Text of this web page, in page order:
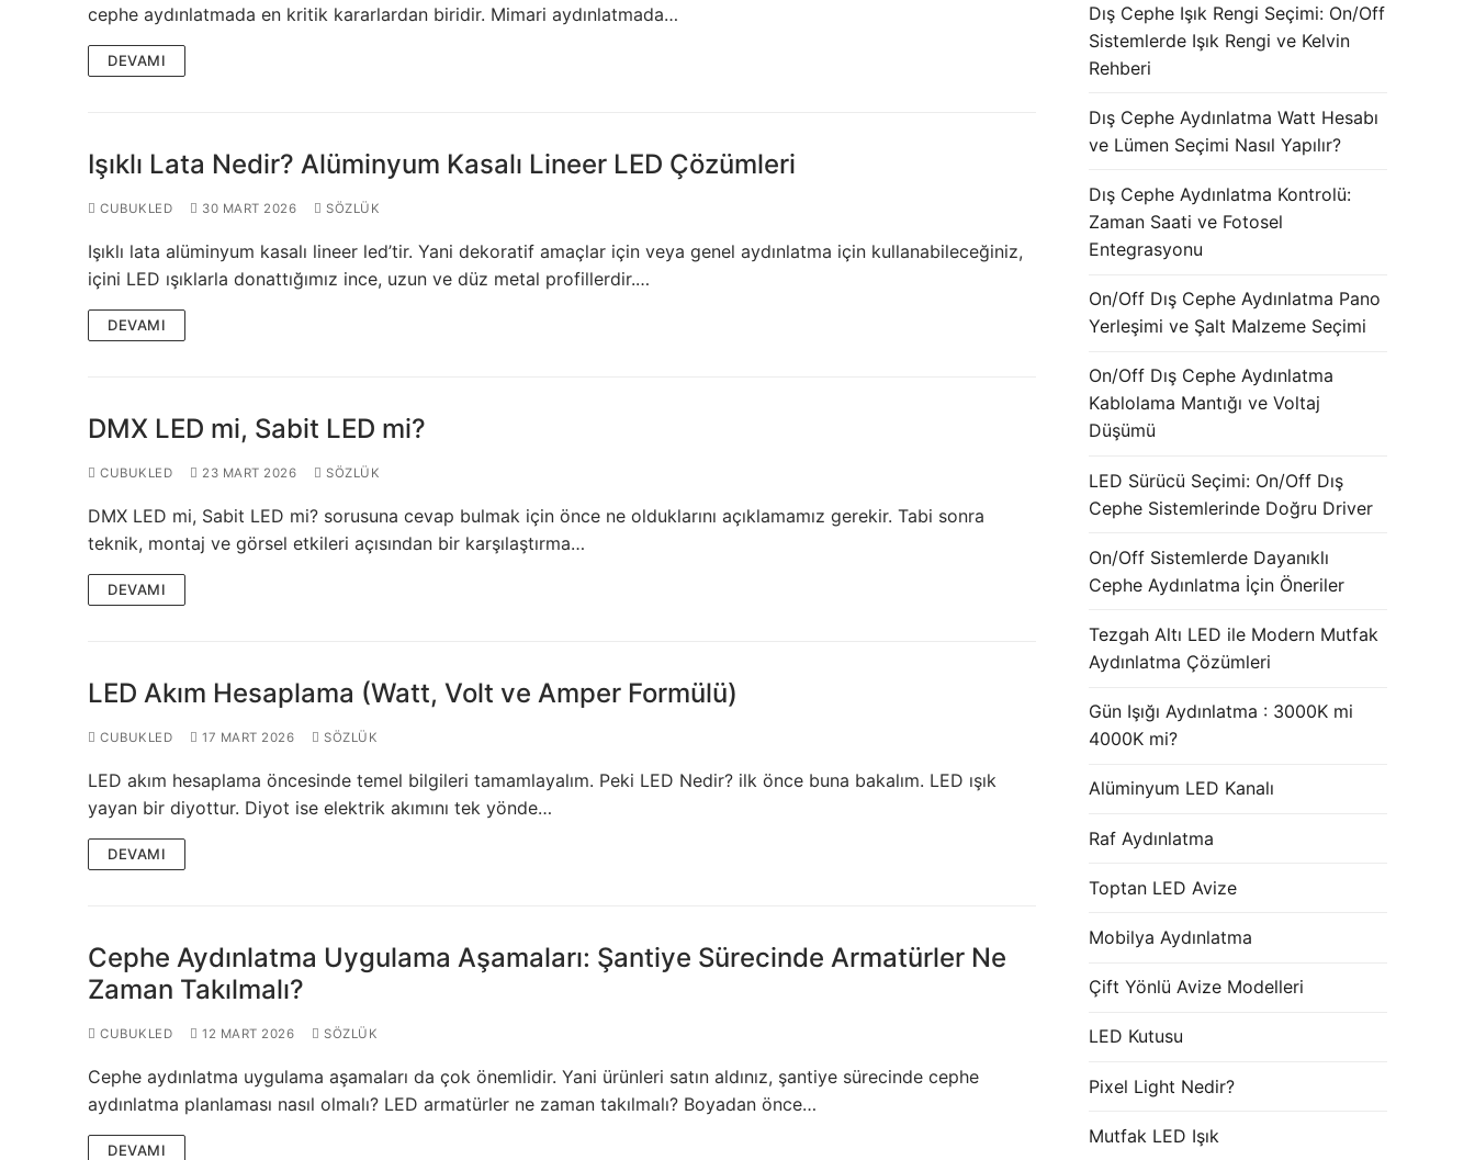
KATALOG
SSS
BLOG
Turkish
cephe aydınlatmada en kritik kararlardan biridir. Mimari aydınlatmada…
DEVAMI
Işıklı Lata Nedir? Alüminyum Kasalı Lineer LED Çözümleri
CUBUKLED 30 MART 2026 SÖZLÜK
Işıklı lata alüminyum kasalı lineer led’tir. Yani dekoratif amaçlar için veya genel aydınlatma için kullanabileceğiniz,
içini LED ışıklarla donattığımız ince, uzun ve düz metal profillerdir.…
DEVAMI
DMX LED mi, Sabit LED mi?
CUBUKLED 23 MART 2026 SÖZLÜK
DMX LED mi, Sabit LED mi? sorusuna cevap bulmak için önce ne olduklarını açıklamamız gerekir. Tabi sonra
teknik, montaj ve görsel etkileri açısından bir karşılaştırma…
DEVAMI
LED Akım Hesaplama (Watt, Volt ve Amper Formülü)
CUBUKLED 17 MART 2026 SÖZLÜK
LED akım hesaplama öncesinde temel bilgileri tamamlayalım. Peki LED Nedir? ilk önce buna bakalım. LED ışık
yayan bir diyottur. Diyot ise elektrik akımını tek yönde…
DEVAMI
Cephe Aydınlatma Uygulama Aşamaları: Şantiye Sürecinde Armatürler Ne
Zaman Takılmalı?
CUBUKLED 12 MART 2026 SÖZLÜK
Cephe aydınlatma uygulama aşamaları da çok önemlidir. Yani ürünleri satın aldınız, şantiye sürecinde cephe
aydınlatma planlaması nasıl olmalı? LED armatürler ne zaman takılmalı? Boyadan önce…
DEVAMI
Dış Cephe Işık Rengi Seçimi: On/Off
Sistemlerde Işık Rengi ve Kelvin
Rehberi
Dış Cephe Aydınlatma Watt Hesabı
ve Lümen Seçimi Nasıl Yapılır?
Dış Cephe Aydınlatma Kontrolü:
Zaman Saati ve Fotosel
Entegrasyonu
On/Off Dış Cephe Aydınlatma Pano
Yerleşimi ve Şalt Malzeme Seçimi
On/Off Dış Cephe Aydınlatma
Kablolama Mantığı ve Voltaj
Düşümü
LED Sürücü Seçimi: On/Off Dış
Cephe Sistemlerinde Doğru Driver
On/Off Sistemlerde Dayanıklı
Cephe Aydınlatma İçin Öneriler
Tezgah Altı LED ile Modern Mutfak
Aydınlatma Çözümleri
Gün Işığı Aydınlatma : 3000K mi
4000K mi?
Alüminyum LED Kanalı
Raf Aydınlatma
Toptan LED Avize
Mobilya Aydınlatma
Çift Yönlü Avize Modelleri
LED Kutusu
Pixel Light Nedir?
Mutfak LED Işık